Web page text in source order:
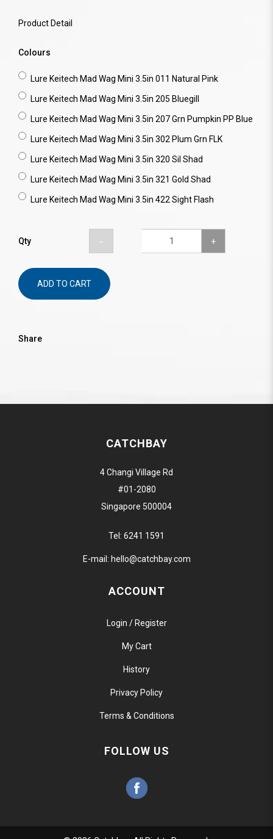
Product Detail
Colours
Lure Keitech Mad Wag Mini 3.5in 011 Natural Pink
Lure Keitech Mad Wag Mini 3.5in 205 Bluegill
Lure Keitech Mad Wag Mini 3.5in 207 Grn Pumpkin PP Blue
Lure Keitech Mad Wag Mini 3.5in 302 Plum Grn FLK
Lure Keitech Mad Wag Mini 3.5in 320 Sil Shad
Lure Keitech Mad Wag Mini 3.5in 321 Gold Shad
Lure Keitech Mad Wag Mini 3.5in 422 Sight Flash
Qty
ADD TO CART
Share
CATCHBAY
4 Changi Village Rd
#01-2080
Singapore 500004
Tel: 6241 1591
E-mail: hello@catchbay.com
ACCOUNT
Login / Register
My Cart
History
Privacy Policy
Terms & Conditions
FOLLOW US